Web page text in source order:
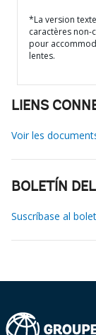
*La version
caractères non-
pour
lentes.
LIENS
Voir les
BOLETÍN
Suscríbase al